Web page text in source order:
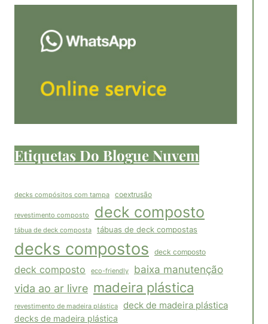
Etiquetas Do Blogue Nuvem
decks compósitos com tampa coextrusão
revestimento composto deck composto
tábua de deck composta tábuas de deck compostas
decks compostos deck composto
deck composto eco-friendly baixa manutenção
vida ao ar livre madeira plástica
revestimento de madeira plástica deck de madeira plástica
decks de madeira plástica